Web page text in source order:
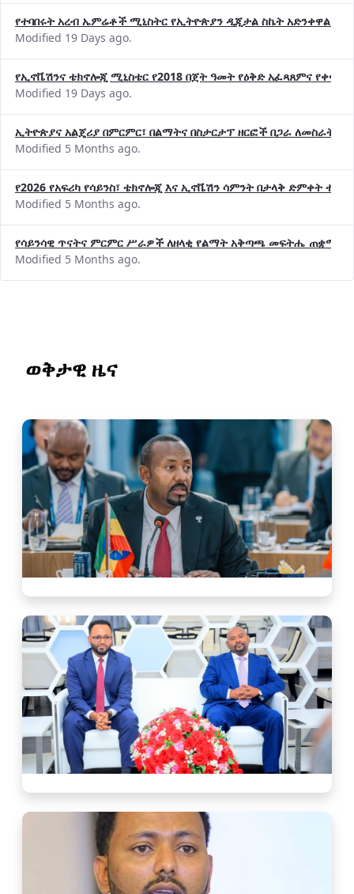
የተባበሩት አረብ ኤምሬቶች ሚኒስትር የኢትዮጵያን ዲጂታል ስኬት አድንቀዋል
Modified 19 Days ago.
የኢኖቬሽንና ቴክኖሎጂ ሚኒስቴር የ2018 በጀት ዓመት የዕቅድ አፈጻጸምና
Modified 19 Days ago.
ኢትዮጵያና አልጄሪያ በምርምር፣ በልማትና በስታርታፕ ዘርፎች በጋራ ለመስራት
Modified 5 Months ago.
የ2026 የአፍሪካ የሳይንስ፣ ቴክኖሎጂ እና ኢኖቬሽን ሳምንት በታላቅ ድምቀት
Modified 5 Months ago.
የሳይንሳዊ ጥናትና ምርምር ሥራዎች ለዘላቂ የልማት አቅጣጫ መፍትሔ ጠቋሚ
Modified 5 Months ago.
ወቅታዊ ዜና